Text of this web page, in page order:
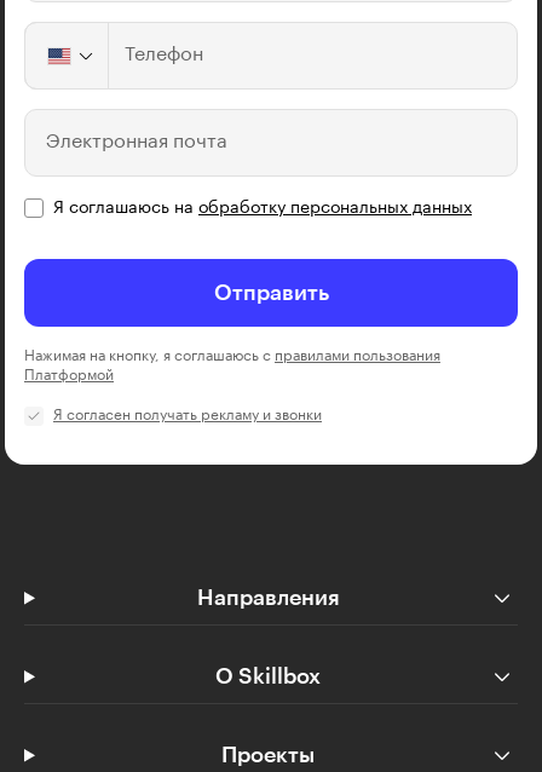
Телефон
Электронная почта
Я соглашаюсь на обработку персональных данных
Отправить
Нажимая на кнопку, я соглашаюсь с правилами пользования
Платформой
Я согласен получать рекламу и звонки
Направления
О Skillbox
Проекты